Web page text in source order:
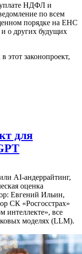
уплате НДФЛ и
по всем
порядке на ЕНС
и о других будущих
этот законопроект,
для
AI-андеррайтинг,
оценка
Евгений Ильин,
СК «Росгосстрах»
интеллекте», все
моделях (LLM).